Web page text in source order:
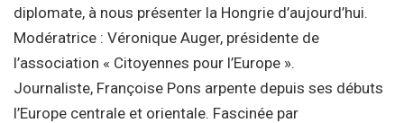
diplomate, à nous présenter la Hongrie d’aujourd’hui.
Modératrice : Véronique Auger, présidente de
l’association « Citoyennes pour l’Europe ».
Journaliste, Françoise Pons arpente depuis ses débuts
l’Europe centrale et orientale. Fascinée par